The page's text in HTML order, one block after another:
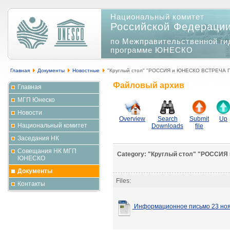
Национальный комитет
Российской
по Межправительственной
программе ЮНЕСКО
Главная Документы Новостные "Круглый стол" "РОССИЯ и ЮНЕСКО ВСТРЕЧА
Главная
МГП Юнеско
Новости
Национальный комитет
Заседания НК
Совещания НК МГП
ЮНЕСКО
Документы
Контакты
Файловый архив
Overview
Search
Downloads
Submit
file
Up
Category: "Круглый стол"
Files:
Информационное письмо 23